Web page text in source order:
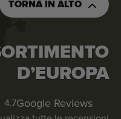
TORNA IN ALTO
D’EUROPA
4.7Google Reviews